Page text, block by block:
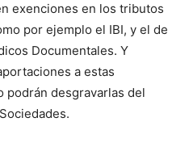
exenciones en los tributos
por ejemplo el IBI, y el de
Documentales. Y
a estas
podrán desgravarlas del